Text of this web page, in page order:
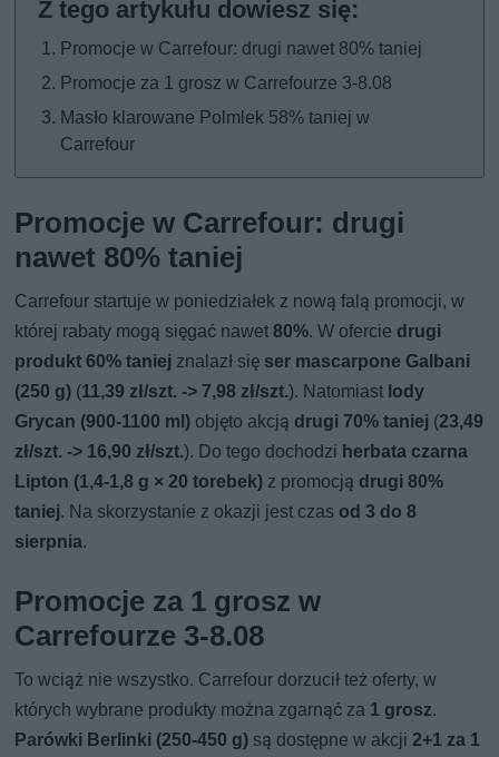
Promocje w Carrefour: drugi nawet 80% taniej
Promocje za 1 grosz w Carrefourze 3-8.08
Masło klarowane Polmlek 58% taniej w
Carrefour
Promocje w Carrefour: drugi
nawet 80% taniej
Carrefour startuje w poniedziałek z nową falą promocji, w
której rabaty mogą sięgać nawet80%. W ofercie drugi
produkt 60% taniej znalazł się ser mascarpone Galbani
(250 g) (11,39 zł/szt. -> 7,98 zł/szt.). Natomiast lody
Grycan (900-1100 ml) objęto akcją drugi 70% taniej (23,49
zł/szt. -> 16,90 zł/szt.). Do tego dochodzi herbata czarna
Lipton (1,4-1,8 g × 20 torebek) z promocją drugi 80%
taniej. Na skorzystanie z okazji jest czas od 3 do 8
sierpnia.
Promocje za 1 grosz w
Carrefourze 3-8.08
To wciąż nie wszystko. Carrefour dorzucił też oferty, w
których wybrane produkty można zgarnąć za 1 grosz.
Parówki Berlinki (250-450 g) są dostępne w akcji2+1 za 1